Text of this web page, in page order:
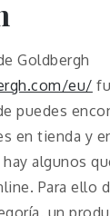
Goldbergh
eu/
puedes
en tienda y
algunos
Para ello
un